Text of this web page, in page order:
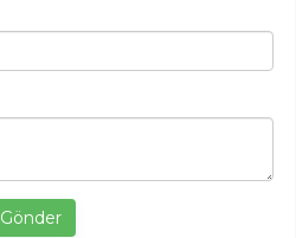
Gönder